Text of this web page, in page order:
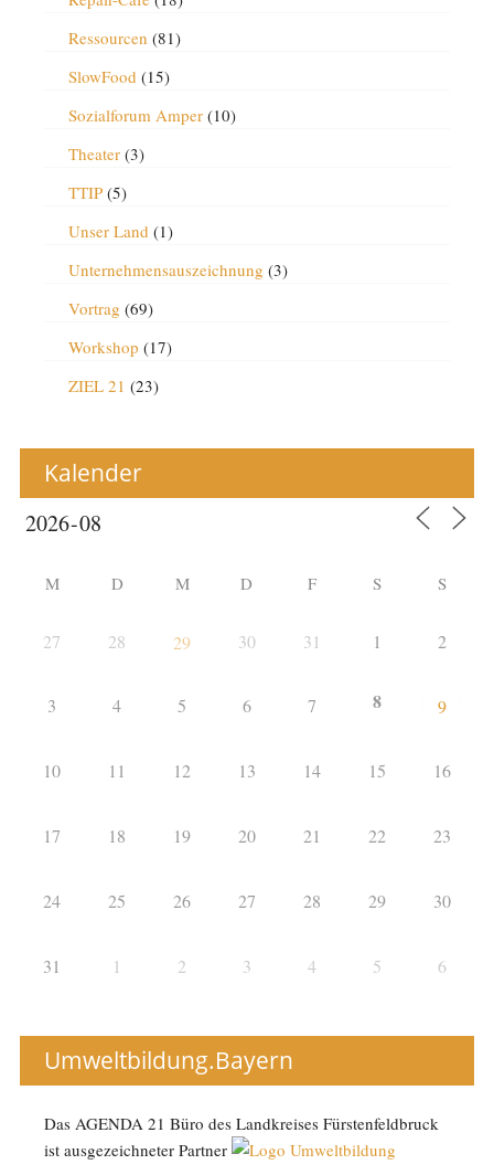
Ressourcen (81)
SlowFood (15)
Sozialforum Amper(10)
Theater(3)
TTIP(5)
Unser Land (1)
Unternehmensauszeichnung (3)
Vortrag (69)
Workshop (17)
ZIEL 21 (23)
Kalender
M D M D F S S
27 28 29 30 31 1 2
3 4 5 6 7 8 9
10 11 12 13 14 15 16
17 18 19 20 21 22 23
24 25 26 27 28 29 30
31 1 2 3 4 5 6
Umweltbildung.Bayern
Das AGENDA 21 Büro des Landkreises Fürstenfeldbruck
ist ausgezeichneter Partner